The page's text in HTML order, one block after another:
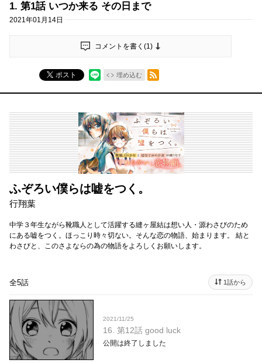
1. 第1話 いつか来る その日まで
2021年01月14日
コメントを書く(1)
ポスト 埋め込む
RSSフィード
ふぞろい僕らは嘘をつく。
行翔葉
中学３年生ながら靴職人として活躍する縫ヶ屋結は想い人・源わさびのため
にある嘘をつく。ほっこり時々切ない。そんな恋の物語、始まります。 結と
わさびと、このさよならの為の物語をよろしくお願いします。
全5話 1話から
2021/11/25
16. 第12話 good luck
公開は終了しました